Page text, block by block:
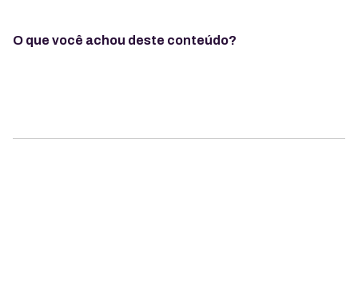
O que você achou deste conteúdo?